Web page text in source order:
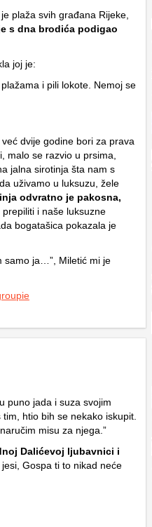
plaža svih građana Rijeke,
s dna brodića podigao
joj je:
i pili lokote. Nemoj se
dvije godine bori za prava
malo se razvio u prsima,
jalna sirotinja šta nam s
uživamo u luksuzu, žele
odvratno je pakosna,
prepiliti i naše luksuzne
bogatašica pokazala je
samo ja…”, Miletić mi je
puno jada i suza svojim
htio bih se nekako iskupit.
misu za njega.”
Dalićevoj ljubavnici i
jesi, Gospa ti to nikad neće